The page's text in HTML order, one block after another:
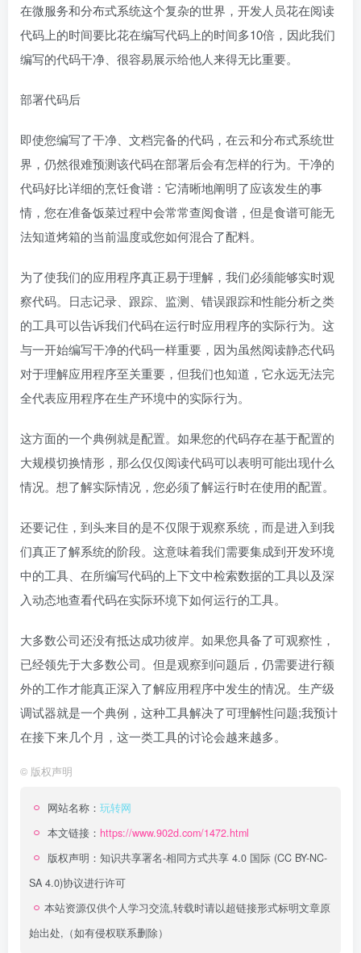
在微服务和分布式系统这个复杂的世界，开发人员花在阅读
代码上的时间要比花在编写代码上的时间多10倍，因此我们
编写的代码干净、很容易展示给他人来得无比重要。
部署代码后
即使您编写了干净、文档完备的代码，在云和分布式系统世
界，仍然很难预测该代码在部署后会有怎样的行为。干净的
代码好比详细的烹饪食谱：它清晰地阐明了应该发生的事
情，您在准备饭菜过程中会常常查阅食谱，但是食谱可能无
法知道烤箱的当前温度或您如何混合了配料。
为了使我们的应用程序真正易于理解，我们必须能够实时观
察代码。日志记录、跟踪、监测、错误跟踪和性能分析之类
的工具可以告诉我们代码在运行时应用程序的实际行为。这
与一开始编写干净的代码一样重要，因为虽然阅读静态代码
对于理解应用程序至关重要，但我们也知道，它永远无法完
全代表应用程序在生产环境中的实际行为。
这方面的一个典例就是配置。如果您的代码存在基于配置的
大规模切换情形，那么仅仅阅读代码可以表明可能出现什么
情况。想了解实际情况，您必须了解运行时在使用的配置。
还要记住，到头来目的是不仅限于观察系统，而是进入到我
们真正了解系统的阶段。这意味着我们需要集成到开发环境
中的工具、在所编写代码的上下文中检索数据的工具以及深
入动态地查看代码在实际环境下如何运行的工具。
大多数公司还没有抵达成功彼岸。如果您具备了可观察性，
已经领先于大多数公司。但是观察到问题后，仍需要进行额
外的工作才能真正深入了解应用程序中发生的情况。生产级
调试器就是一个典例，这种工具解决了可理解性问题;我预计
在接下来几个月，这一类工具的讨论会越来越多。
© 版权声明
网站名称： 玩转网
本文链接： https://www.902d.com/1472.html
版权声明： 知识共享署名-相同方式共享 4.0 国际 (CC BY-NC-
SA 4.0)协议进行许可
本站资源仅供个人学习交流,转载时请以超链接形式标明文章原
始出处,（如有侵权联系删除）